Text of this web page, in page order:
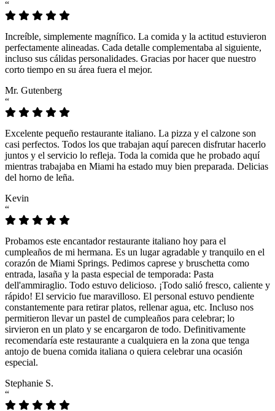
“
Increíble, simplemente magnífico. La comida y la actitud estuvieron
perfectamente alineadas. Cada detalle complementaba al siguiente,
incluso sus cálidas personalidades. Gracias por hacer que nuestro
corto tiempo en su área fuera el mejor.
Mr. Gutenberg
“
Excelente pequeño restaurante italiano. La pizza y el calzone son
casi perfectos. Todos los que trabajan aquí parecen disfrutar hacerlo
juntos y el servicio lo refleja. Toda la comida que he probado aquí
mientras trabajaba en Miami ha estado muy bien preparada. Delicias
del horno de leña.
Kevin
“
Probamos este encantador restaurante italiano hoy para el
cumpleaños de mi hermana. Es un lugar agradable y tranquilo en el
corazón de Miami Springs. Pedimos caprese y bruschetta como
entrada, lasaña y la pasta especial de temporada: Pasta
dell'ammiraglio. Todo estuvo delicioso. ¡Todo salió fresco, caliente y
rápido! El servicio fue maravilloso. El personal estuvo pendiente
constantemente para retirar platos, rellenar agua, etc. Incluso nos
permitieron llevar un pastel de cumpleaños para celebrar; lo
sirvieron en un plato y se encargaron de todo. Definitivamente
recomendaría este restaurante a cualquiera en la zona que tenga
antojo de buena comida italiana o quiera celebrar una ocasión
especial.
Stephanie S.
“